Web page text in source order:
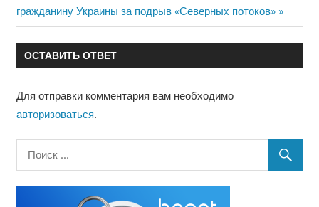
записям
запись:
гражданину Украины за подрыв «Северных потоков»
ОСТАВИТЬ ОТВЕТ
Для отправки комментария вам необходимо
авторизоваться.